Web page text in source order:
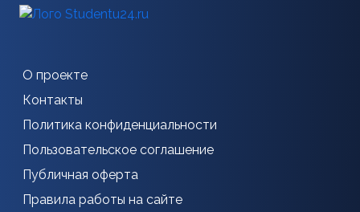
О проекте
Контакты
Политика конфиденциальности
Пользовательское соглашение
Публичная оферта
Правила работы на сайте